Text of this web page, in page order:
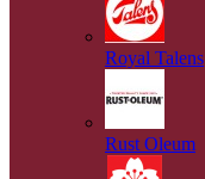
Royal Talens
Rust Oleum